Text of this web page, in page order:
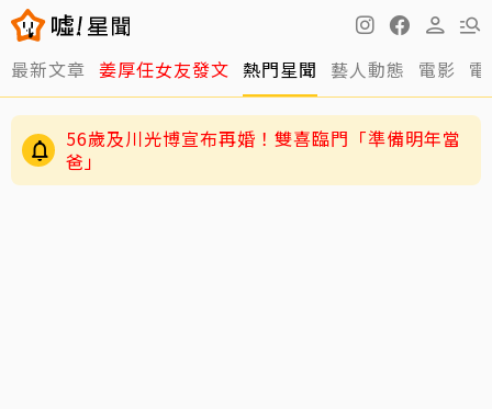
最新文章 姜厚任女友發文 熱門星聞 藝人動態 電影
56歲及川光博宣布再婚！雙喜臨門「準備明年當
爸」